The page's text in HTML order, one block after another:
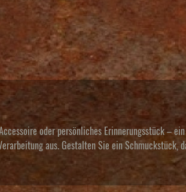
oder persönliches Erinnerungsstück –
aus. Gestalten Sie ein